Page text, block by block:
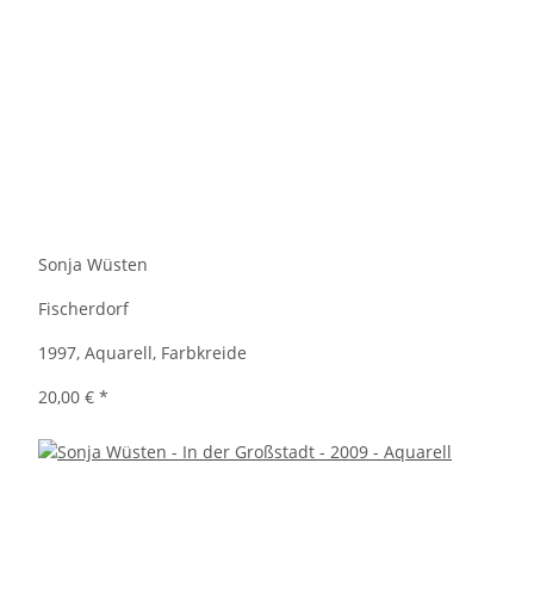
Sonja Wüsten
Fischerdorf
1997, Aquarell, Farbkreide
20,00 € *